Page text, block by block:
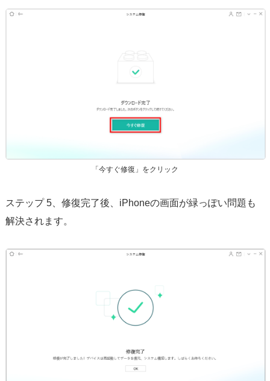
「今すぐ修復」をクリック
ステップ 5、修復完了後、iPhoneの画面が緑っぽい問題も
解決されます。